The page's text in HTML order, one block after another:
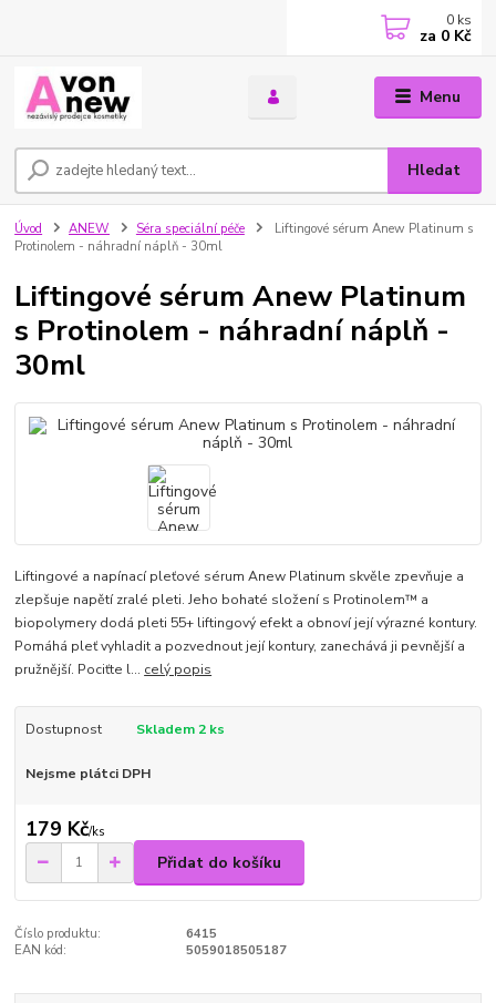
Menu
Hledat
0 ks
za 0 Kč
Úvod ANEW Séra speciální péče
Liftingové sérum Anew Platinum s
Protinolem - náhradní náplň - 30ml
Liftingové sérum Anew Platinum
s Protinolem - náhradní náplň -
30ml
Liftingové a napínací pleťové sérum Anew Platinum skvěle zpevňuje a
zlepšuje napětí zralé pleti. Jeho bohaté složení s Protinolem™ a
biopolymery dodá pleti 55+ liftingový efekt a obnoví její výrazné kontury.
Pomáhá pleť vyhladit a pozvednout její kontury, zanechává ji pevnější a
pružnější. Pociťte l... celý popis
Dostupnost Skladem 2 ks
Nejsme plátci DPH
179 Kč/ks
Přidat do košíku
Číslo produktu:
6415
EAN kód:
5059018505187